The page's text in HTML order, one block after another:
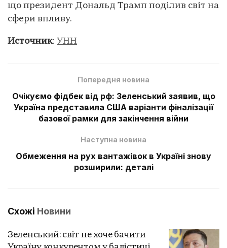
що президент Дональд Трамп поділив світ на
сфери впливу.
Источник: УНН
Попередня новина
Очікуємо фідбек від рф: Зеленський заявив, що
Україна представила США варіанти фіналізації
базової рамки для закінчення війни
Наступна новина
Обмеження на рух вантажівок в Україні знову
розширили: деталі
Схожі Новини
Зеленський: світ не хоче бачити